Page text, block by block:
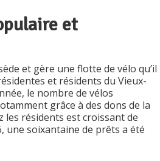
et
et gère une flotte de vélo qu’il
et résidents du Vieux-
le nombre de vélos
grâce à des dons de la
les résidents est croissant de
une soixantaine de prêts a été